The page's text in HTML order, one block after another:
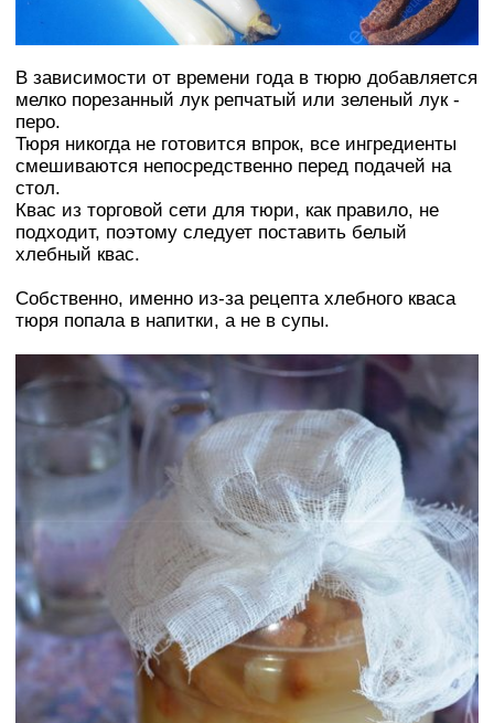
В зависимости от времени года в тюрю добавляется
мелко порезанный лук репчатый или зеленый лук -
перо.
Тюря никогда не готовится впрок, все ингредиенты
смешиваются непосредственно перед подачей на
стол.
Квас из торговой сети для тюри, как правило, не
подходит, поэтому следует поставить белый
хлебный квас.
Собственно, именно из-за рецепта хлебного кваса
тюря попала в напитки, а не в супы.